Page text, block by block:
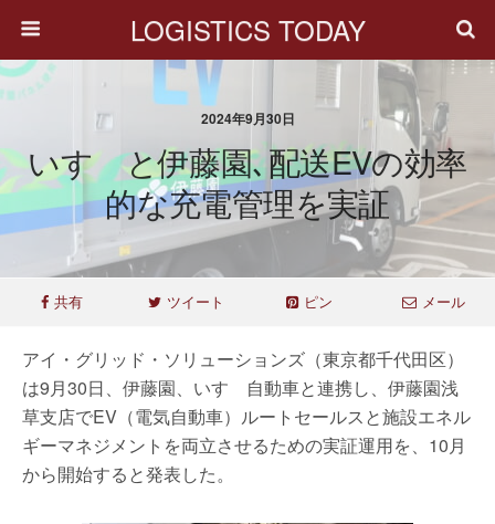
LOGISTICS TODAY
2024年9月30日
いすゞと伊藤園､配送EVの効率
的な充電管理を実証
共有 ツイート ピン メール
アイ・グリッド・ソリューションズ（東京都千代田区）
は9月30日、伊藤園、いすゞ自動車と連携し、伊藤園浅
草支店でEV（電気自動車）ルートセールスと施設エネル
ギーマネジメントを両立させるための実証運用を、10月
から開始すると発表した。